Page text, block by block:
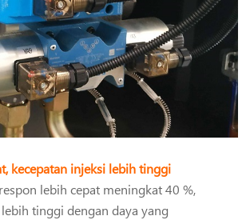
kecepatan injeksi lebih tinggi
lebih cepat meningkat 40 %,
tinggi dengan daya yang